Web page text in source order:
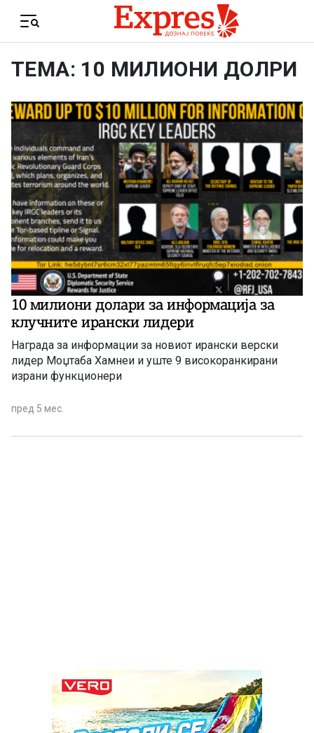
Menu
ТЕМА: 10 МИЛИОНИ ДОЛРИ
10 милиони долари за информација за
клучните ирански лидери
Награда за информации за новиот ирански верски
лидер Моџтаба Хамнеи и уште 9 високоранкирани
израни функционери
пред 5 мес.